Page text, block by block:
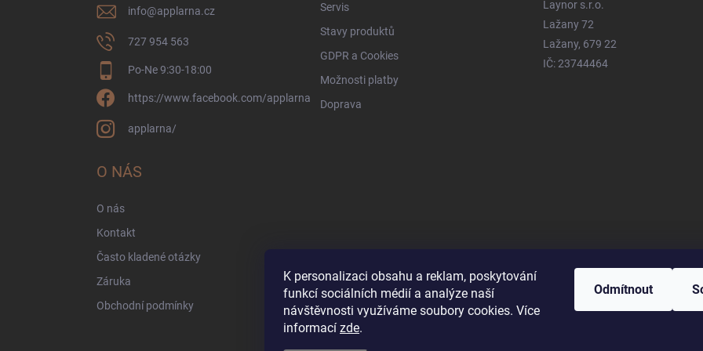
K personalizaci obsahu a reklam, poskytování
funkcí sociálních médií a analýze naší
návštěvnosti využíváme soubory cookies. Více
informací zde.
Odmítnout
info@applarna.cz
727 954 563
Po-Ne 9:30-18:00
https://www.facebook.com/applarna
applarna/
Servis
Stavy produktů
GDPR a Cookies
Možnosti platby
Doprava
Laynor s.r.o.
Lažany 72
Lažany, 679 22
IČ: 23744464
O NÁS
O nás
Kontakt
Často kladené otázky
Záruka
Obchodní podmínky